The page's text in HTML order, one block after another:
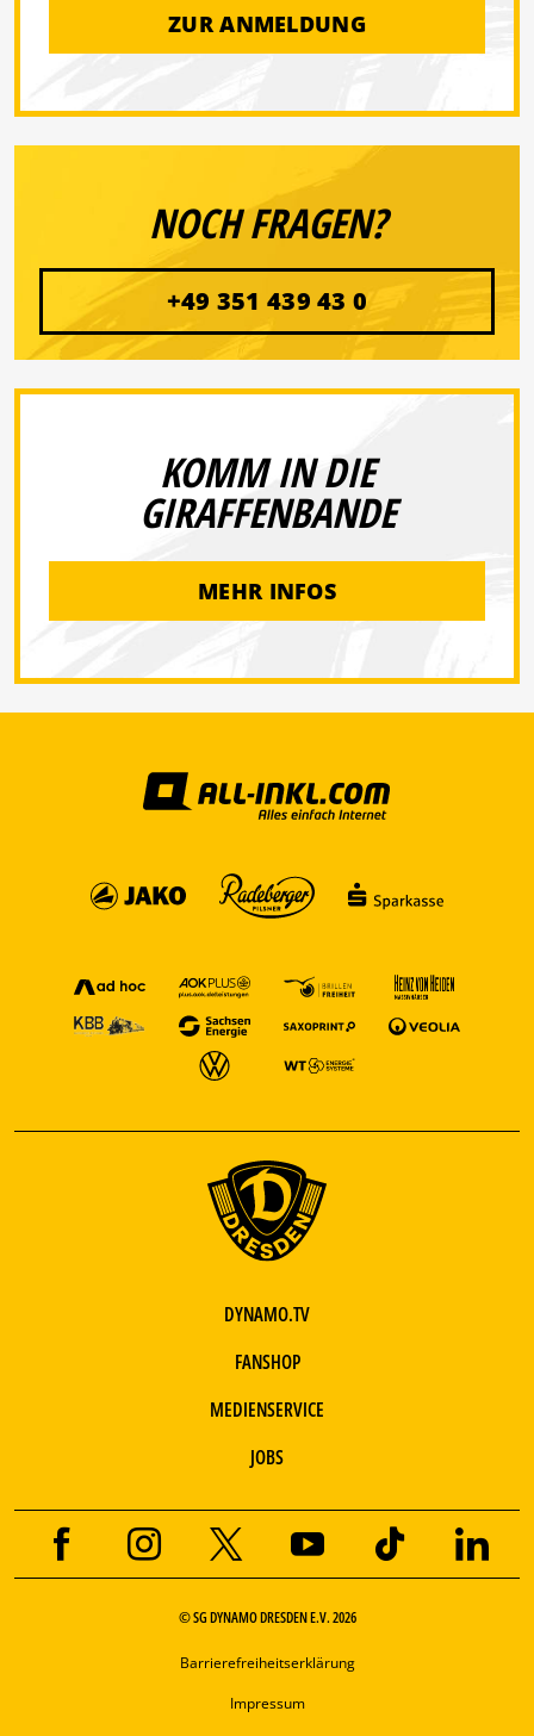
ZUR ANMELDUNG
NOCH FRAGEN?
+49 351 439 43 0
KOMM IN DIE
GIRAFFENBANDE
MEHR INFOS
DYNAMO.TV
FANSHOP
MEDIENSERVICE
JOBS
© SG DYNAMO DRESDEN E.V. 2026
Barrierefreiheitserklärung
Impressum